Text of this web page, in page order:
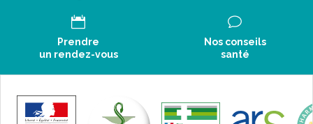
Prendre
un rendez-vous
Nos conseils
santé